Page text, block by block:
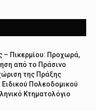
– Πικερμίου: Προχωρά,
από το Πράσινο
της Πράξης
Πολεοδομικού
Κτηματολόγιο